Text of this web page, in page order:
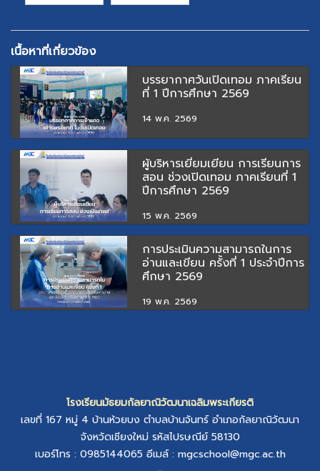
เนื้อหาที่เกี่ยวข้อง
บรรยากาศวันเปิดเทอม ภาคเรียน
ที่ 1 ปีการศึกษา 2569
14 พ.ค. 2569
ผู้บริหารเยี่ยมเยียน การเรียนการ
สอน ช่วงเปิดเทอม ภาคเรียนที่ 1
ปีการศึกษา 2569
15 พ.ค. 2569
การประเมินความสามารถในการ
อ่านและเขียน ครั้งที่ 1 ประจำปีการ
ศึกษา 2569
19 พ.ค. 2569
โรงเรียนมัธยมกัลยาณิวัฒนาเฉลิมพระเกียรติ
เลขที่ 167 หมู่ 4 บ้านห้วยบง ตำบลบ้านจันทร์อำเภอกัลยาณิวัฒนา
จังหวัดเชียงใหม่ รหัสไปรษณีย์ 58130
เบอร์โทร : 0985144065 อีเมล์ : mgcschool@mgc.ac.th